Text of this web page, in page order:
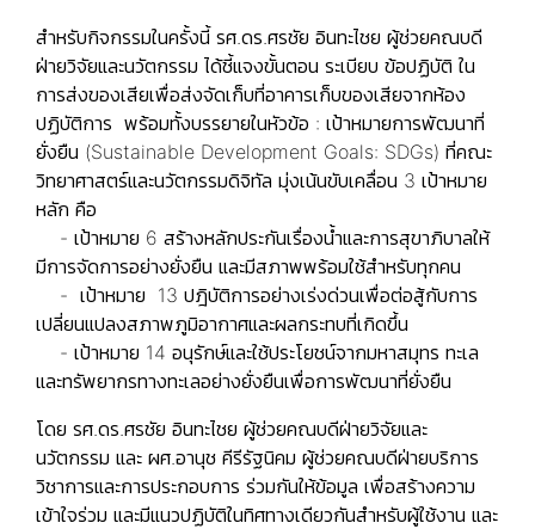
สำหรับกิจกรรมในครั้งนี้ รศ.ดร.ศรชัย อินทะไชย ผู้ช่วยคณบดี
ฝ่ายวิจัยและนวัตกรรม ได้ชี้แจงขั้นตอน ระเบียบ ข้อปฏิบัติ ใน
การส่งของเสียเพื่อส่งจัดเก็บที่อาคารเก็บของเสียจากห้อง
ปฏิบัติการ พร้อมทั้งบรรยายในหัวข้อ : เป้าหมายการพัฒนาที่
ยั่งยืน (Sustainable Development Goals: SDGs) ที่คณะ
วิทยาศาสตร์และนวัตกรรมดิจิทัล มุ่งเน้นขับเคลื่อน 3 เป้าหมาย
หลัก คือ
- เป้าหมาย 6 สร้างหลักประกันเรื่องน้ำและการสุขาภิบาลให้
มีการจัดการอย่างยั่งยืน และมีสภาพพร้อมใช้สำหรับทุกคน
- เป้าหมาย 13 ปฎิบัติการอย่างเร่งด่วนเพื่อต่อสู้กับการ
เปลี่ยนแปลงสภาพภูมิอากาศและผลกระทบที่เกิดขึ้น
- เป้าหมาย 14 อนุรักษ์และใช้ประโยชน์จากมหาสมุทร ทะเล
และทรัพยากรทางทะเลอย่างยั่งยืนเพื่อการพัฒนาที่ยั่งยืน
โดย รศ.ดร.ศรชัย อินทะไชย ผู้ช่วยคณบดีฝ่ายวิจัยและ
นวัตกรรม และ ผศ.อานุช คีรีรัฐนิคม ผู้ช่วยคณบดีฝ่ายบริการ
วิชาการและการประกอบการ ร่วมกันให้ข้อมูล เพื่อสร้างความ
เข้าใจร่วม และมีแนวปฏิบัติในทิศทางเดียวกันสำหรับผู้ใช้งาน และ